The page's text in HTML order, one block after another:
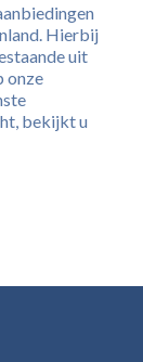
Hierbij
uit
onze
bekijkt u